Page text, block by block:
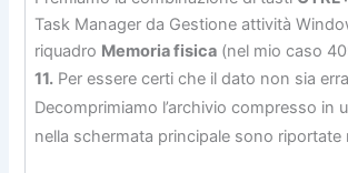
Task Manager da Gestione attività
riquadro Memoria fisica (nel mio caso
11. Per essere certi che il dato non sia
Decomprimiamo l’archivio compresso in
nella schermata principale sono